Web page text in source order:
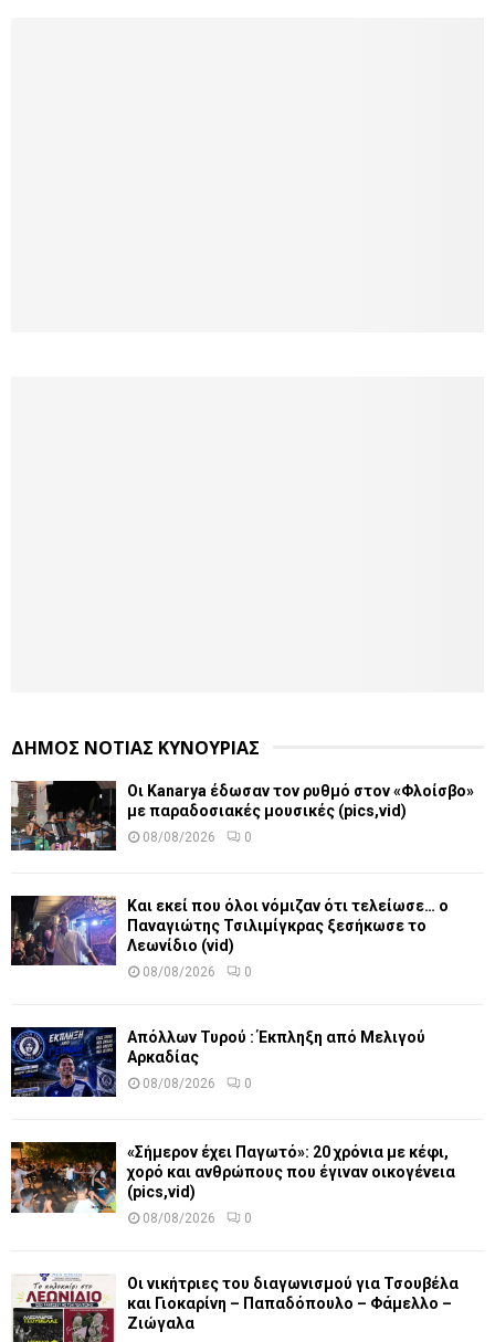
ΔΗΜΟΣ ΝΟΤΙΑΣ ΚΥΝΟΥΡΙΑΣ
Οι Kanarya έδωσαν τον ρυθμό στον «Φλοίσβο»
με παραδοσιακές μουσικές (pics,vid)
08/08/2026 0
Και εκεί που όλοι νόμιζαν ότι τελείωσε… ο
Παναγιώτης Τσιλιμίγκρας ξεσήκωσε το
Λεωνίδιο (vid)
08/08/2026 0
Απόλλων Τυρού : Έκπληξη από Μελιγού
Αρκαδίας
08/08/2026 0
«Σήμερον έχει Παγωτό»: 20 χρόνια με κέφι,
χορό και ανθρώπους που έγιναν οικογένεια
(pics,vid)
08/08/2026 0
Οι νικήτριες του διαγωνισμού για Τσουβέλα
και Γιοκαρίνη – Παπαδόπουλο – Φάμελλο –
Ζιώγαλα